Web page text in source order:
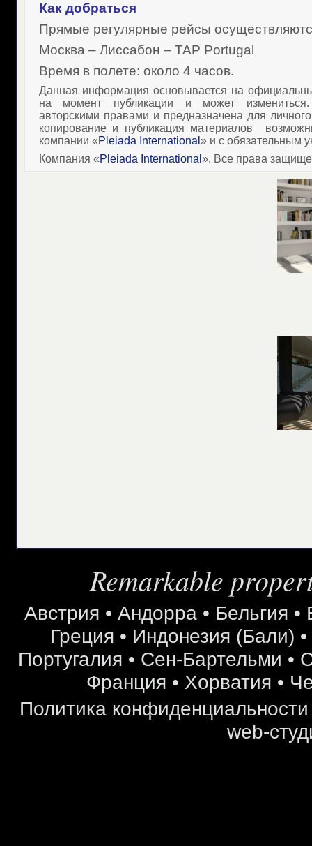
Как добраться
Прямые регулярные рейсы
Москва – Лиссабон – TAP Portugal
Время в полете: около 4 часов.
Данная информация основывается на
на момент публикации и может
авторскими правами и предназначена для
копирование и публикация материалов
компании «Pleiada International » и с обязательным
Компания «Pleiada International ». Все права
Remarkable
Австрия • Андорра • Бельгия •
Греция • Индонезия (Бали) •
Португалия • Сен-Бартельми •
Франция • Хорватия •
Политика конфиденциальности
web-